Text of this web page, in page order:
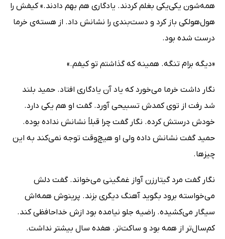
همه‌شون یکی‌یکی بغلم کردند. یادگاری هم بهم دادند.» کیفش را
هول‌هولکی باز کرد و دست‌بندی را نشانش داد. از هسته‌ی خرما
درست شده بود.
«دیگه برام تنگه. همینه که گذاشتم تو کیفم.»
نگار داشت خرما می‌خورد که یاد آن یادگاری افتاد. حمید بلند
شد رفت از توی کمدش تسبیحی آورد. گفت او هم یکی دارد.
خودش درستش کرده. نگار گفت چرا قبلاً نشانش نداده بوده.
حمید گفت نشانش داده ولی او هیچ‌وقت توجه نمی‌کند به این
چیزها.
نگار گفت مرد گیتارزن آواز غمگینی می‌خواند. گفت دلش
می‌خواسته برود بگوید آهنگ دیگری بزند. پرینوش همه‌اش
سیگار می‌کشیده. راضیه جلو نیامده بود ازش خداحافظی کند.
کم‌سال‌تر از همه بود و ساکت‌تر. هفده سال بیشتر نداشت.